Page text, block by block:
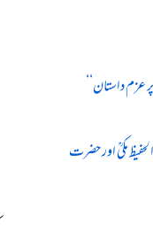
عزم داستان‘‘
مکیؒ اور حضرت